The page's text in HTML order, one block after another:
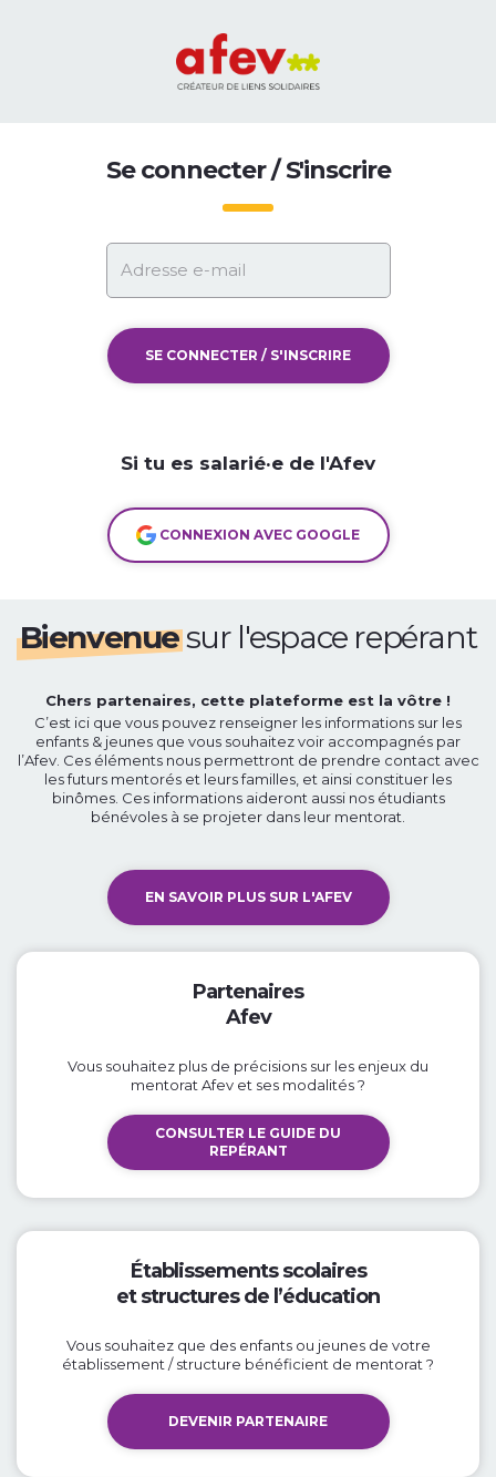
Bienvenuesur l'espace repérant
Chers partenaires, cette plateforme est la vôtre !
C’est ici que vous pouvez renseigner les informations sur les
enfants & jeunes que vous souhaitez voir accompagnés par
l’Afev. Ces éléments nous permettront de prendre contact avec
les futurs mentorés et leurs familles, et ainsi constituer les
binômes. Ces informations aideront aussi nos étudiants
bénévoles à se projeter dans leur mentorat.
EN SAVOIR PLUS SUR L'AFEV
Partenaires
Afev
Vous souhaitez plus de précisions sur les enjeux du
mentorat Afev et ses modalités ?
CONSULTER LE GUIDE DU
REPÉRANT
Établissements scolaires
et structures de l’éducation
Vous souhaitez que des enfants ou jeunes de votre
établissement / structure bénéficient de mentorat ?
DEVENIR PARTENAIRE
Se connecter / S'inscrire
SE CONNECTER / S'INSCRIRE
Si tu es salarié·e de l'Afev
CONNEXION AVEC GOOGLE